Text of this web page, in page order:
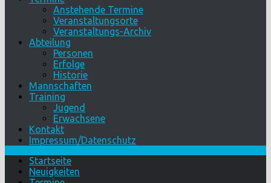
Anstehende Termine
Veranstaltungsorte
Veranstaltungs-Archiv
Abteilung
Personen
Erfolge
Historie
Mannschaften
Training
Jugend
Erwachsene
Kontakt
Impressum/Datenschutz
Startseite
Neuigkeiten